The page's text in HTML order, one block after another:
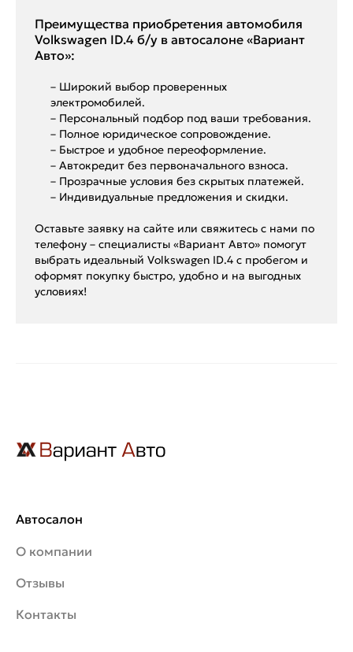
Преимущества приобретения автомобиля
Volkswagen ID.4 б/у в автосалоне «Вариант
Авто»:
– Широкий выбор проверенных
электромобилей.
– Персональный подбор под ваши требования.
– Полное юридическое сопровождение.
– Быстрое и удобное переоформление.
– Автокредит без первоначального взноса.
– Прозрачные условия без скрытых платежей.
– Индивидуальные предложения и скидки.
Оставьте заявку на сайте или свяжитесь с нами по
телефону – специалисты «Вариант Авто» помогут
выбрать идеальный Volkswagen ID.4 с пробегом и
оформят покупку быстро, удобно и на выгодных
условиях!
Автосалон
О компании
Отзывы
Контакты